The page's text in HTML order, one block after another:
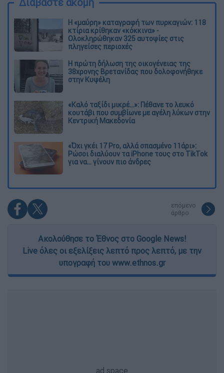
Η «μαύρη» καταγραφή των πυρκαγιών: 118
κτίρια κρίθηκαν «κόκκινα» -
Ολοκληρώθηκαν 325 αυτοψίες στις
πληγείσες περιοχές
Η πρώτη δήλωση της οικογένειας της
38χρονης Βρετανίδας που δολοφονήθηκε
στην Κυψέλη
«Καλό ταξίδι μικρέ...»: Πέθανε το λευκό
κουτάβι που συμβίωνε με αγέλη λύκων στην
Κεντρική Μακεδονία
«Όχι γκέι 17 Pro, αλλά σπασμένο 11άρι»:
Ρώσοι διαλύουν τα iPhone τους στο TikTok
για να... γίνουν πιο άνδρες
επόμενο
άρθρο
Ακολούθησε το Έθνος στο Google News!
Live όλες οι εξελίξεις λεπτό προς λεπτό, με την
υπογραφή του www.ethnos.gr